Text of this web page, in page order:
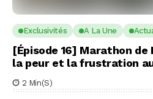
Exclusivités A La Une
[Épisode 16] Marathon de
la peur et la frustration
2 Min(s)